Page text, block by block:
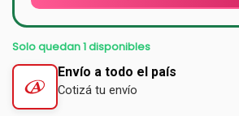
Solo quedan 1 disponibles
Envío a todo el país
Cotizá tu envío